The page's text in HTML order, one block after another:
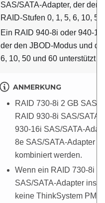
SAS/SATA-Adapter, der den
RAID-Stufen 0, 1, 5, 6, 10,
Ein RAID 940-8i oder 940-
der den JBOD-Modus und
6, 10, 50 und 60 unterstützt
ANMERKUNG
RAID 730-8i 2 GB SAS/
RAID 930-8i SAS/SATA-
930-16i SAS/SATA-
8e SAS/SATA-Adapter
kombiniert werden.
Wenn ein RAID 730-8i 1
SAS/SATA-Adapter
keine ThinkSystem